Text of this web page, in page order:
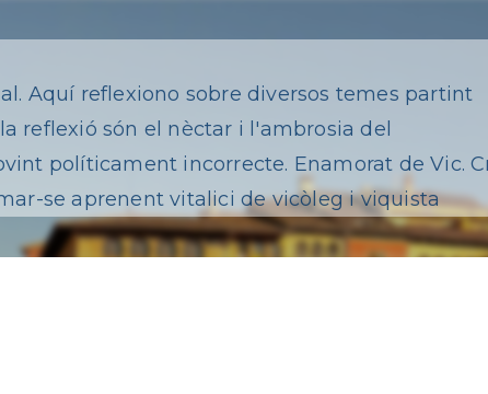
Aquí reflexiono sobre diversos temes partint
reflexió són el nèctar i l'ambrosia del
políticament incorrecte. Enamorat de Vic.
se aprenent vitalici de vicòleg i viquista